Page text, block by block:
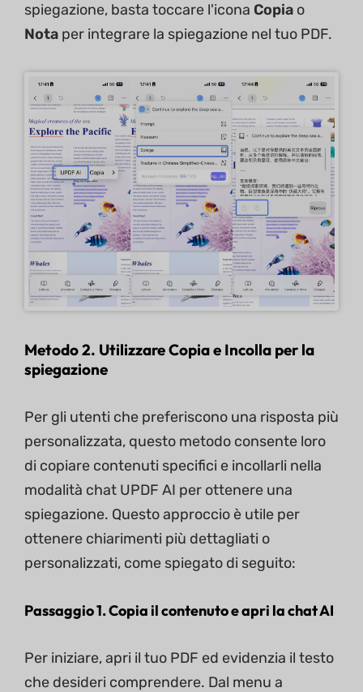
spiegazione, basta toccare l'icona Copia o
Nota per integrare la spiegazione nel tuo PDF.
Metodo 2. Utilizzare Copia e Incolla per la
spiegazione
Per gli utenti che preferiscono una risposta più
personalizzata, questo metodo consente loro
di copiare contenuti specifici e incollarli nella
modalità chat UPDF AI per ottenere una
spiegazione. Questo approccio è utile per
ottenere chiarimenti più dettagliati o
personalizzati, come spiegato di seguito:
Passaggio 1. Copia il contenuto e apri la chat AI
Per iniziare, apri il tuo PDF ed evidenzia il testo
che desideri comprendere. Dal menu a